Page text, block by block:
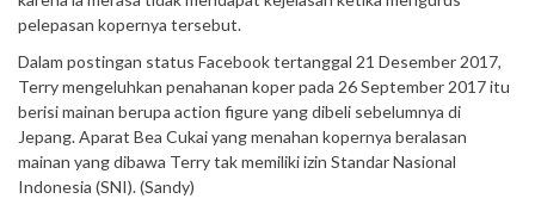
pelepasan kopernya tersebut.
Dalam postingan status Facebook tertanggal 21 Desember 2017,
Terry mengeluhkan penahanan koper pada 26 September 2017 itu
berisi mainan berupa action figure yang dibeli sebelumnya di
Jepang. Aparat Bea Cukai yang menahan kopernya beralasan
mainan yang dibawa Terry tak memiliki izin Standar Nasional
Indonesia (SNI). (Sandy)